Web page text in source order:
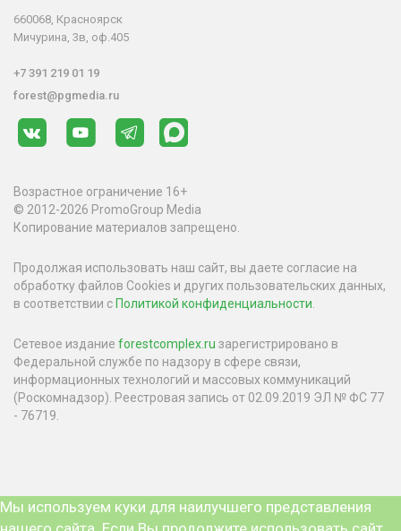
660068, Красноярск
Мичурина, 3в, оф.405
+7 391 219 01 19
forest@pgmedia.ru
Возрастное ограничение 16+
© 2012-2026 PromoGroup Media
Копирование материалов запрещено.
Продолжая использовать наш сайт, вы даете согласие на
обработку файлов Cookies и других пользовательских данных,
в соответствии с Политикой конфиденциальности.
Сетевое издание forestcomplex.ru зарегистрировано в
Федеральной службе по надзору в сфере связи,
информационных технологий и массовых коммуникаций
(Роскомнадзор). Реестровая запись от 02.09.2019 ЭЛ № ФС 77
- 76719.
Мы используем куки для наилучшего представления